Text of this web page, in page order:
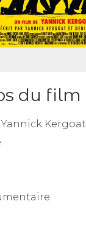
du film
Yannick Kergoat